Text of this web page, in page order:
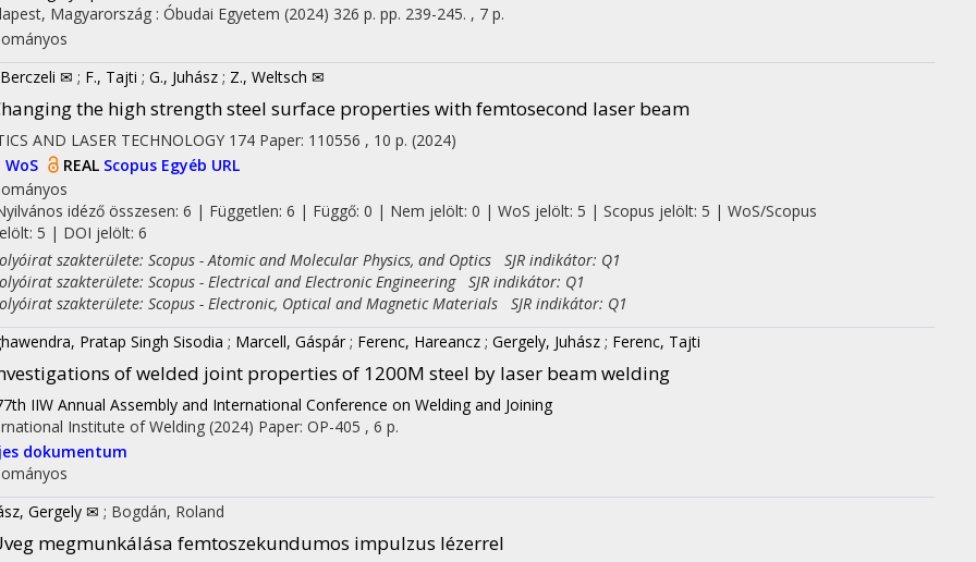
Magyarország : Óbudai Egyetem (2024) 326 p. pp. 239-245. , 7 p.
✉ ; F., Tajti ; G., Juhász ; Z., Weltsch ✉
the high strength steel surface properties with femtosecond laser beam
AND LASER TECHNOLOGY 174 Paper: 110556 , 10 p. (2024)
WoS REAL Scopus Egyéb URL
idéző összesen: 6 | Független: 6 | Függő: 0 | Nem jelölt: 0 | WoS jelölt: 5 | Scopus jelölt: 5 | WoS/Scopus
5 | DOI jelölt: 6
szakterülete: Scopus - Atomic and Molecular Physics, and Optics SJR indikátor: Q1
szakterülete: Scopus - Electrical and Electronic Engineering SJR indikátor: Q1
szakterülete: Scopus - Electronic, Optical and Magnetic Materials SJR indikátor: Q1
Pratap Singh Sisodia ; Marcell, Gáspár ; Ferenc, Hareancz ; Gergely, Juhász ; Ferenc, Tajti
of welded joint properties of 1200M steel by laser beam welding
IIW Annual Assembly and International Conference on Welding and Joining
Institute of Welding (2024) Paper: OP-405 , 6 p.
dokumentum
Gergely ✉ ; Bogdán, Roland
megmunkálása femtoszekundumos impulzus lézerrel